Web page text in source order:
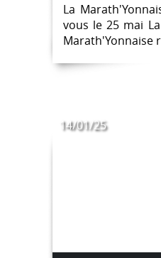
La
vous le 25 mai
Marath'Yonnaise
14/01/25